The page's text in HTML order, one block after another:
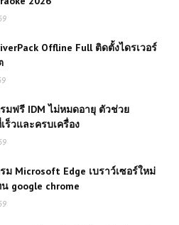
Offline Full ติดตั้งไดรเวอร์
มฟรี IDM ไม่หมดอายุ ตัวช่วย
ร็วและครบเครื่อง
ม Microsoft Edge เบราว์เซอร์ใหม่
google chrome